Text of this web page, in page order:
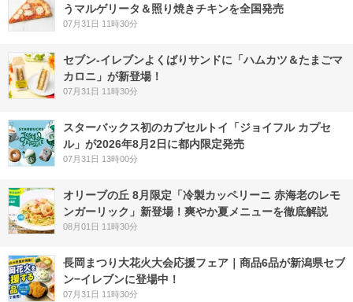
うマルゲリータ＆照り焼きチキンを全国発売
07月31日 11時30分
セブン‐イレブンよくばりサンドに「ハムカツ＆たまごマ
カロニ」が新登場！
07月31日 11時30分
スターバックス初のカプセルトイ「ジョイフル カプセ
ル」が2026年8月2日に都内限定発売
07月31日 13時00分
オリーブの丘 8月限定「冷製カッペリーニ 赤海老のレモ
ンガーリック」新登場！爽やか夏メニューを徹底解説
08月01日 11時30分
長岡まつり大花火大会応援フェア｜商品6品が新潟県セブ
ン−イレブンに登場中！
07月31日 11時30分